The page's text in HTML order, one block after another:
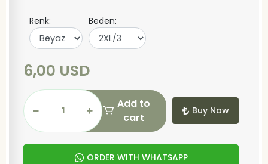
Renk: Beden:
6,00 USD
Add to
cart
Buy Now
ORDER WITH WHATSAPP